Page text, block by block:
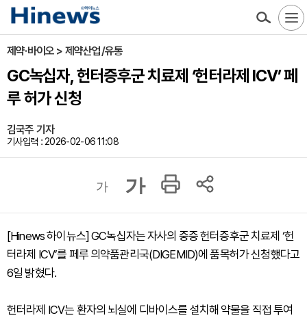
제약·바이오 > 제약산업/유통
GC녹십자, 헌터증후군 치료제 ‘헌터라제 ICV’ 페
루 허가 신청
김국주 기자
기사입력 : 2026-02-06 11:08
가 가
[Hinews 하이뉴스] GC녹십자는 자사의 중증 헌터증후군 치료제 ‘헌
터라제 ICV’를 페루 의약품관리국(DIGEMID)에 품목허가 신청했다고
6일 밝혔다.
헌터라제 ICV는 환자의 뇌실에 디바이스를 설치해 약물을 직접 투여